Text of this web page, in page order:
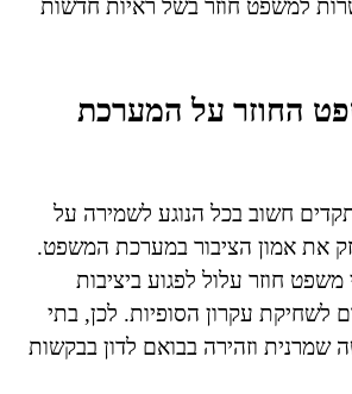
למשפט חוזר בשל ראיות חדשות
החוזר על המערכת
חשוב בכל הנוגע לשמירה על
את אמון הציבור במערכת המשפט.
משפט חוזר עלול לפגוע ביציבות
לשחיקת עקרון הסופיות. לכן, בתי
שמרנית וזהירה בבואם לדון בבקשות